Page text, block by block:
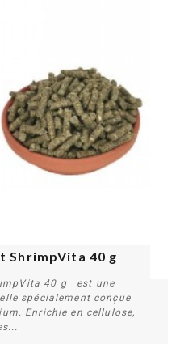
ShrimpVita 40 g
40 g est une
spécialement conçue
Enrichie en cellulose,